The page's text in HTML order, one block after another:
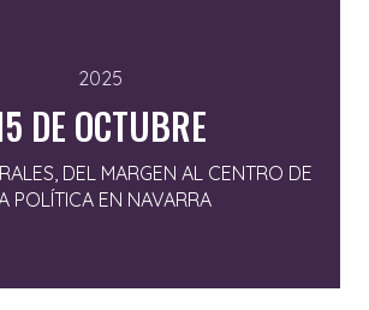
2025
DE OCTUBRE
DEL MARGEN AL CENTRO DE
POLÍTICA EN NAVARRA